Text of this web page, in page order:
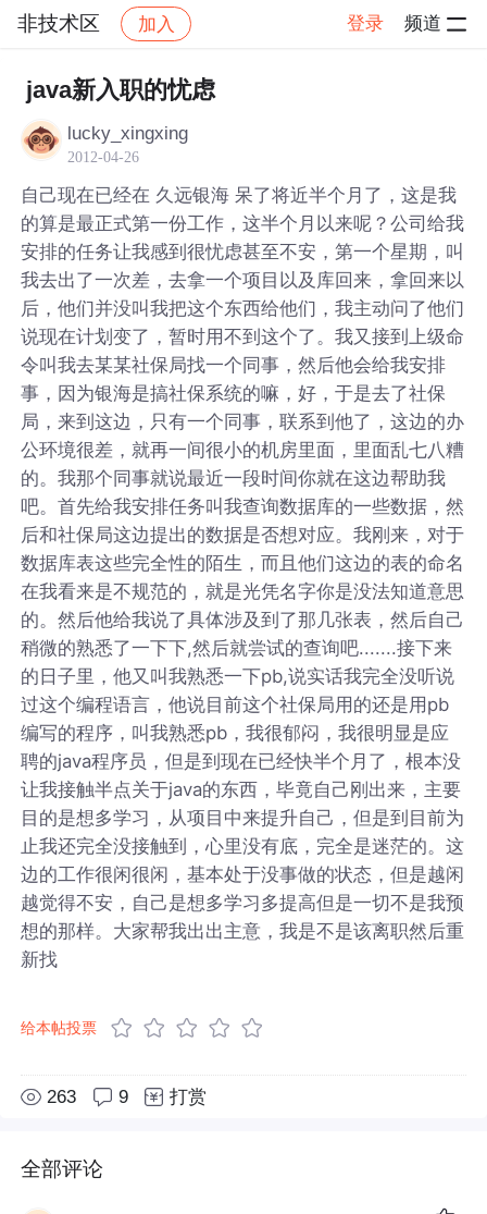
非技术区 加入 登录 频道
社区 非技术区 帖子详情
java新入职的忧虑
lucky_xingxing
2012-04-26
自己现在已经在 久远银海 呆了将近半个月了，这是我
的算是最正式第一份工作，这半个月以来呢？公司给我
安排的任务让我感到很忧虑甚至不安，第一个星期，叫
我去出了一次差，去拿一个项目以及库回来，拿回来以
后，他们并没叫我把这个东西给他们，我主动问了他们
说现在计划变了，暂时用不到这个了。我又接到上级命
令叫我去某某社保局找一个同事，然后他会给我安排
事，因为银海是搞社保系统的嘛，好，于是去了社保
局，来到这边，只有一个同事，联系到他了，这边的办
公环境很差，就再一间很小的机房里面，里面乱七八糟
的。我那个同事就说最近一段时间你就在这边帮助我
吧。首先给我安排任务叫我查询数据库的一些数据，然
后和社保局这边提出的数据是否想对应。我刚来，对于
数据库表这些完全性的陌生，而且他们这边的表的命名
在我看来是不规范的，就是光凭名字你是没法知道意思
的。然后他给我说了具体涉及到了那几张表，然后自己
稍微的熟悉了一下下,然后就尝试的查询吧.......接下来
的日子里，他又叫我熟悉一下pb,说实话我完全没听说
过这个编程语言，他说目前这个社保局用的还是用pb
编写的程序，叫我熟悉pb，我很郁闷，我很明显是应
聘的java程序员，但是到现在已经快半个月了，根本没
让我接触半点关于java的东西，毕竟自己刚出来，主要
目的是想多学习，从项目中来提升自己，但是到目前为
止我还完全没接触到，心里没有底，完全是迷茫的。这
边的工作很闲很闲，基本处于没事做的状态，但是越闲
越觉得不安，自己是想多学习多提高但是一切不是我预
想的那样。大家帮我出出主意，我是不是该离职然后重
新找
给本帖投票
263 9 打赏
全部评论